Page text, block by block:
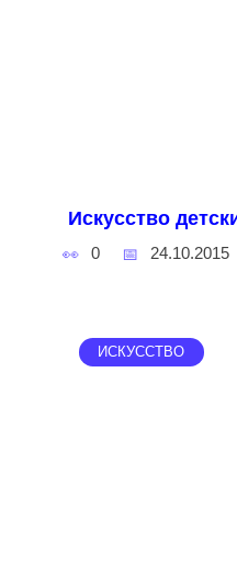
Искусство
0 24.10.2015
ИСКУССТВО